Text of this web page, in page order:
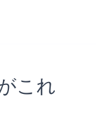
これ